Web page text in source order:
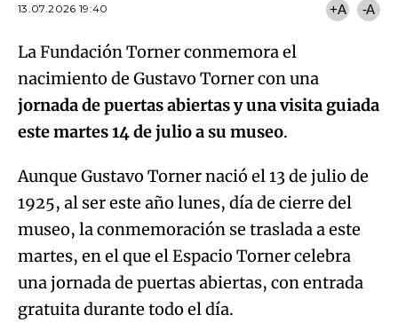
13.07.2026 19:40
+A -A
La Fundación Torner conmemora el
nacimiento de Gustavo Torner con una
jornada de puertas abiertas y una visita guiada
este martes 14 de julio a su museo.
Aunque Gustavo Torner nació el 13 de julio de
1925, al ser este año lunes, día de cierre del
museo, la conmemoración se traslada a este
martes, en el que el Espacio Torner celebra
una jornada de puertas abiertas, con entrada
gratuita durante todo el día.